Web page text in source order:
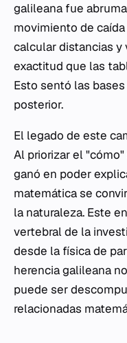
galileana fue
movimiento de
calcular distancias
exactitud que las
Esto sentó las
posterior.
El legado de este
Al priorizar el
ganó en poder
matemática se
la naturaleza. Este
vertebral de la
desde la física de
herencia galileana
puede ser
relacionadas